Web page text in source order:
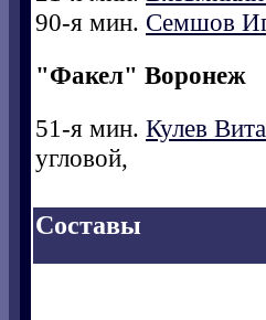
90-я мин. Семшов
"Факел" Воронеж
51-я мин. Кулев
угловой,
Составы